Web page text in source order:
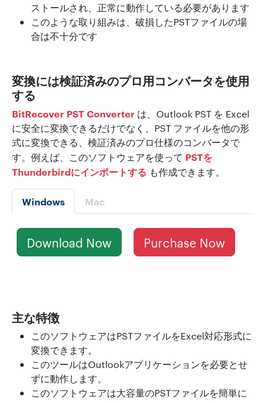
ストールされ、正常に動作している必要があります
このような取り組みは、破損したPSTファイルの場
合は不十分です
変換には検証済みのプロ用コンバータを使用
する
BitRecover PST Converter は、Outlook PST を Excel
に安全に変換できるだけでなく、PST ファイルを他の形
式に変換できる、検証済みのプロ仕様のコンバータで
す。例えば、このソフトウェアを使って PSTを
Thunderbirdにインポートする も作成できます。
Windows Mac
Download Now Purchase Now
主な特徴
このソフトウェアはPSTファイルをExcel対応形式に
変換できます。
このツールはOutlookアプリケーションを必要とせ
ずに動作します。
このソフトウェアは大容量のPSTファイルを簡単に